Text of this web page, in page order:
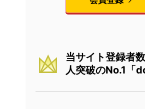
当サイト登録者
人突破のNo.1「